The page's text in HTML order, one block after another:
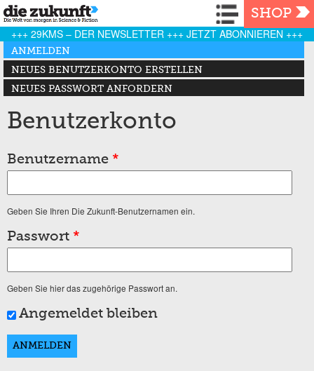
Navigation
SHOP
+++ 29KMS – DER NEWSLETTER +++ JETZT ABONNIEREN +++
Haupt-Reiter
ANMELDEN
(AKTIVER REITER)
NEUES BENUTZERKONTO ERSTELLEN
NEUES PASSWORT ANFORDERN
Benutzerkonto
Benutzername *
Geben Sie Ihren Die Zukunft-Benutzernamen ein.
Passwort *
Geben Sie hier das zugehörige Passwort an.
Angemeldet bleiben